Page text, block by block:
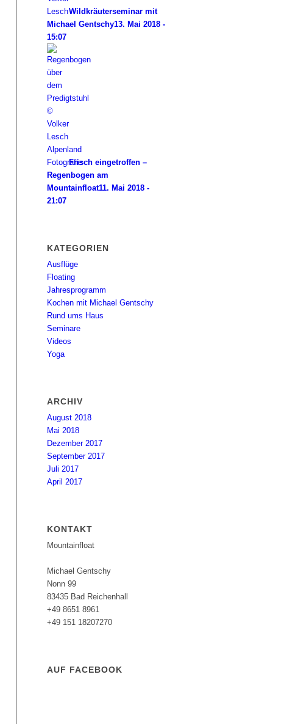
Wildkräuterseminar mit
Michael Gentschy13. Mai 2018 -
15:07
Frisch eingetroffen –
Regenbogen am
Mountainfloat11. Mai 2018 -
21:07
KATEGORIEN
Ausflüge
Floating
Jahresprogramm
Kochen mit Michael Gentschy
Rund ums Haus
Seminare
Videos
Yoga
ARCHIV
August 2018
Mai 2018
Dezember 2017
September 2017
Juli 2017
April 2017
KONTAKT
Mountainfloat
Michael Gentschy
Nonn 99
83435 Bad Reichenhall
+49 8651 8961
+49 151 18207270
AUF FACEBOOK